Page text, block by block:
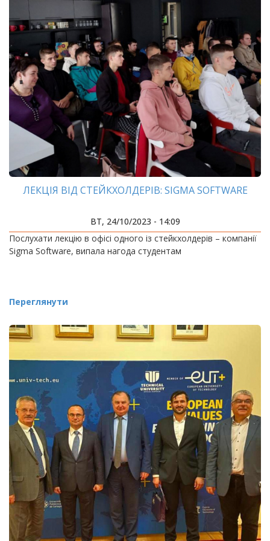
ЛЕКЦІЯ ВІД СТЕЙКХОЛДЕРІВ: SIGMA SOFTWARE
ВТ, 24/10/2023 - 14:09
Послухати лекцію в офісі одного із стейкхолдерів – компанії
Sigma Software, випала нагода студентам
Переглянути